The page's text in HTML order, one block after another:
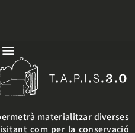
materialitzar diverses
com per la conservació